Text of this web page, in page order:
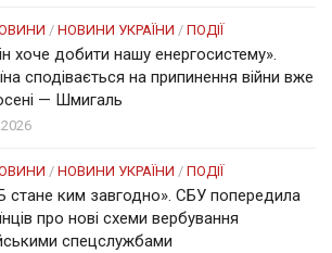
/ НОВИНИ УКРАЇНИ / ПОДІЇ
хоче добити нашу енергосистему».
сподівається на припинення війни вже
— Шмигаль
/ НОВИНИ УКРАЇНИ / ПОДІЇ
стане ким завгодно». СБУ попередила
про нові схеми вербування
спецслужбами